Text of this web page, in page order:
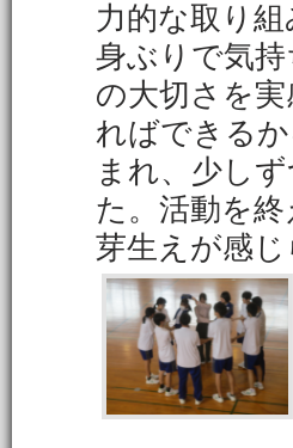
力的な取り
身ぶりで気
の大切さを
ればできる
まれ、少し
た。活動を
芽生えが感じ